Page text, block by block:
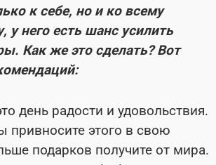
к себе, но и ко всему
него есть шанс усилить
Как же это сделать? Вот
день радости и удовольствия.
привносите этого в свою
подарков получите от мира.